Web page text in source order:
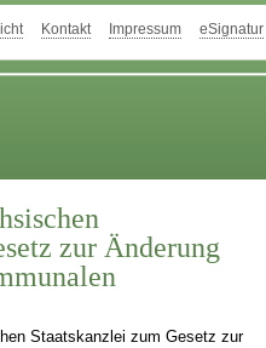
Kontakt Impressum eSignatur
zur Änderung
Staatskanzlei zum Gesetz zur